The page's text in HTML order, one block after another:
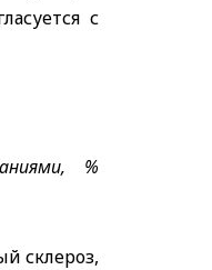
с
%
склероз,